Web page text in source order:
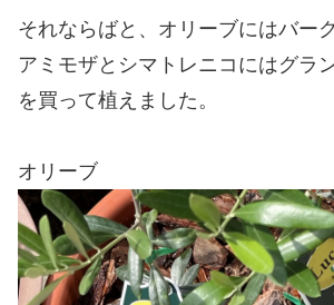
それならばと、オリーブにはバー
アミモザとシマトレニコにはグラ
を買って植えました。
オリーブ